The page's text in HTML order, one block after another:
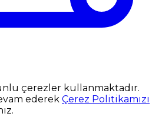
çerezler kullanmaktadır.
ederek Çerez Politikamızı